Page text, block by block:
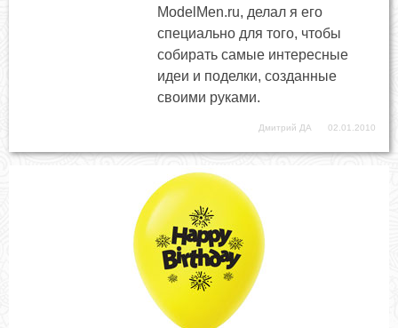
ModelMen.ru, делал я его
специально для того, чтобы
собирать самые интересные
идеи и поделки, созданные
своими руками.
Дмитрий ДА 02.01.2010